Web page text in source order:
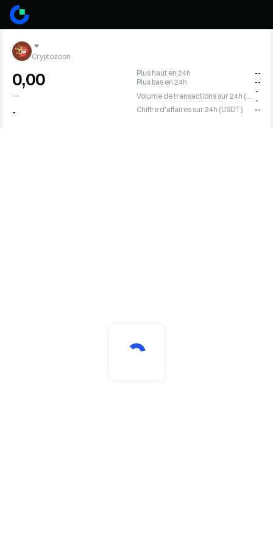
Cryptozoon
0,00
--
-
Plus haut en 24h
--
Plus bas en 24h
--
-
-
Chiffre d'affaires sur 24h (USDT)
--